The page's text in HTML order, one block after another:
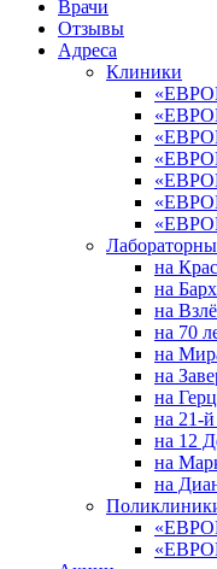
Врачи
Отзывы
Адреса
Клиники
на
на
на
на 70
на
на
на
на 21-
на 12
на
на